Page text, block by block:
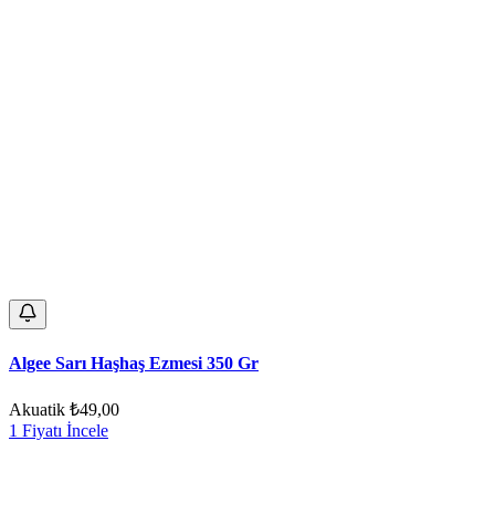
Algee Sarı Haşhaş Ezmesi 350 Gr
Akuatik ₺49,00
1 Fiyatı İncele